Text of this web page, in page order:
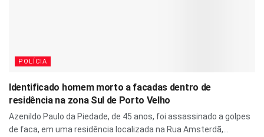
POLÍCIA
Identificado homem morto a facadas dentro de
residência na zona Sul de Porto Velho
Azenildo Paulo da Piedade, de 45 anos, foi assassinado a golpes
de faca, em uma residência localizada na Rua Amsterdã,...